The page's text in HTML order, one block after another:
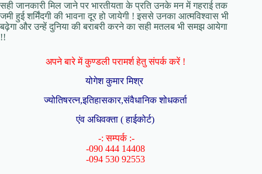
सही जानकारी मिल जाने पर भारतीयता के प्रति उनके मन में गहराई तक
जमी हुई शर्मिंदगी की भावना दूर हो जायेगी ! इससे उनका आत्मविश्वास भी
बढ़ेगा और उन्हें दुनिया की बराबरी करने का सही मतलब भी समझ आयेगा
!!
अपने बारे में कुण्डली परामर्श हेतु संपर्क करें !
योगेश कुमार मिश्र
ज्योतिषरत्न,इतिहासकार,संवैधानिक शोधकर्ता
एंव अधिवक्ता ( हाईकोर्ट)
-: सम्पर्क :-
-090 444 14408
-094 530 92553